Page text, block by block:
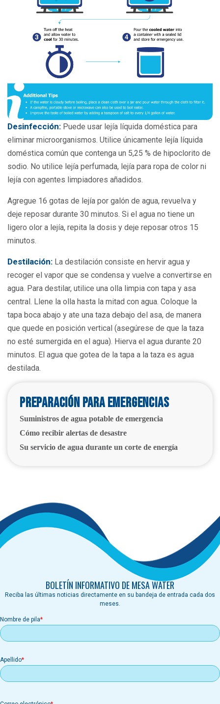
Desinfección: Puede usar lejía líquida doméstica para
eliminar microorganismos. Utilice únicamente lejía líquida
doméstica común que contenga un 5,25 % de hipoclorito de
sodio. No utilice lejía perfumada, lejía para ropa de color ni
lejía con agentes limpiadores añadidos.
Agregue 16 gotas de lejía por galón de agua, revuelva y
deje reposar durante 30 minutos. Si el agua no tiene un
ligero olor a lejía, repita la dosis y deje reposar otros 15
minutos.
Destilación: La destilación consiste en hervir agua y
recoger el vapor que se condensa y vuelve a convertirse en
agua. Para destilar, utilice una olla limpia con tapa y asa
central. Llene la olla hasta la mitad con agua. Coloque la
tapa boca abajo y ate una taza debajo del asa, de manera
que quede en posición vertical (asegúrese de que la taza
no esté sumergida en el agua). Hierva el agua durante 20
minutos. El agua que gotea de la tapa a la taza es agua
destilada.
Preparación para emergencias
Suministros de agua potable de emergencia
Cómo recibir alertas de desastre
Su servicio de agua durante un corte de energía
BOLETÍN INFORMATIVO DE MESA WATER
Reciba las últimas noticias directamente en su bandeja de entrada cada dos
meses.
Nombre de pila
Apellido